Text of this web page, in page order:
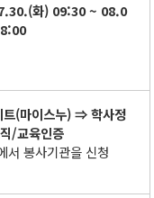
화) 09:30 ~ 08.0
트(마이스누)⇒학사정
/교육인증
서 봉사기관을 신청